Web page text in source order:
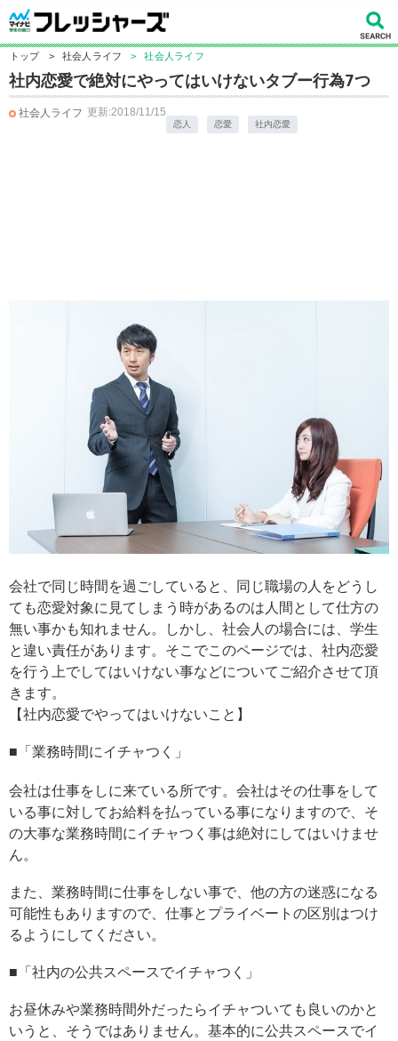
トップ > 社会人ライフ > 社会人ライフ
社内恋愛で絶対にやってはいけないタブー行為7つ
社会人ライフ 更新:2018/11/15
恋人 恋愛 社内恋愛
会社で同じ時間を過ごしていると、同じ職場の人をどうし
ても恋愛対象に見てしまう時があるのは人間として仕方の
無い事かも知れません。しかし、社会人の場合には、学生
と違い責任があります。そこでこのページでは、社内恋愛
を行う上でしてはいけない事などについてご紹介させて頂
きます。
【社内恋愛でやってはいけないこと】
■「業務時間にイチャつく」
会社は仕事をしに来ている所です。会社はその仕事をして
いる事に対してお給料を払っている事になりますので、そ
の大事な業務時間にイチャつく事は絶対にしてはいけませ
ん。
また、業務時間に仕事をしない事で、他の方の迷惑になる
可能性もありますので、仕事とプライベートの区別はつけ
るようにしてください。
■「社内の公共スペースでイチャつく」
お昼休みや業務時間外だったらイチャついても良いのかと
いうと、そうではありません。基本的に公共スペースでイ